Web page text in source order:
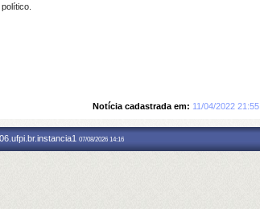
Notícia cadastrada em: 11/04/2022 21:55
07/08/2026 14:16